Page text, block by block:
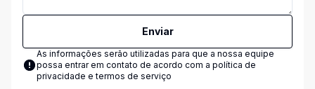
Enviar
As informações serão utilizadas para que a nossa equipe
possa entrar em contato de acordo com a política de
privacidade e termos de serviço